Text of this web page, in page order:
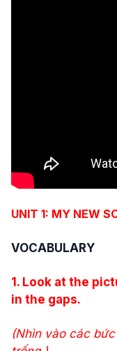
UNIT 1: MY NEW
VOCABULARY
1. Look at the
in the gaps.
(Nhìn vào các